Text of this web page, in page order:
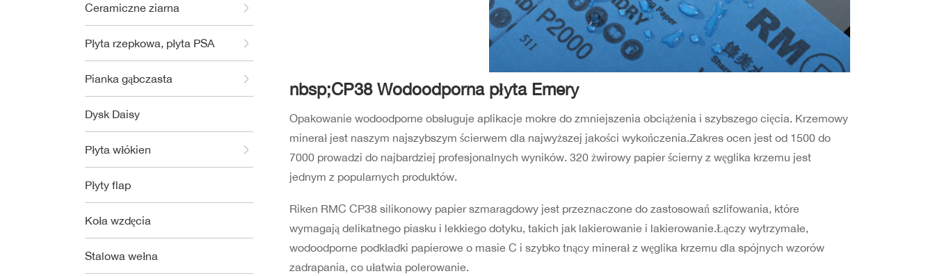
Ceramiczne ziarna
Płyta rzepkowa, płyta PSA
Pianka gąbczasta
Dysk Daisy
Płyta włókien
Płyty flap
Koła wzdęcia
Stalowa wełna
nbsp;CP38 Wodoodporna płyta Emery
Opakowanie wodoodporne obsługuje aplikacje mokre do zmniejszenia obciążenia i szybszego cięcia. Krzemowy
minerał jest naszym najszybszym ścierwem dla najwyższej jakości wykończenia.Zakres ocen jest od 1500 do
7000 prowadzi do najbardziej profesjonalnych wyników. 320 żwirowy papier ścierny z węglika krzemu jest
jednym z popularnych produktów.
Riken RMC CP38 silikonowy papier szmaragdowy jest przeznaczone do zastosowań szlifowania, które
wymagają delikatnego piasku i lekkiego dotyku, takich jak lakierowanie i lakierowanie.Łączy wytrzymałe,
wodoodporne podkładki papierowe o masie C i szybko tnący minerał z węglika krzemu dla spójnych wzorów
zadrapania, co ułatwia polerowanie.